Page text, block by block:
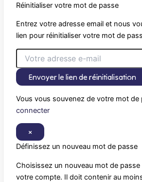
Réinitialiser votre mot de passe
Entrez votre adresse email et nous
lien pour réinitialiser votre mot de
Envoyer le lien de réinitialisation
Vous vous souvenez de votre mot de
connecter
×
Définissez un nouveau mot de passe
Choisissez un nouveau mot de
votre compte. Il doit contenir au